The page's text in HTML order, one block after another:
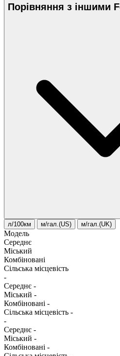
Порівняння з іншими
л/100км м/гал.(US) м/гал.(UK)
Модель
Середнє
Міський
Комбіновані
Сільська місцевість
-
Середнє -
Міський -
Комбіновані -
Сільська місцевість -
-
Середнє -
Міський -
Комбіновані -